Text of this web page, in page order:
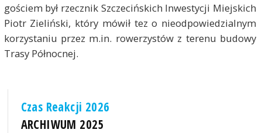
gościem był rzecznik Szczecińskich Inwestycji Miejskich
Piotr Zieliński, który mówił tez o nieodpowiedzialnym
korzystaniu przez m.in. rowerzystów z terenu budowy
Trasy Północnej.
Czas Reakcji 2026
ARCHIWUM 2025